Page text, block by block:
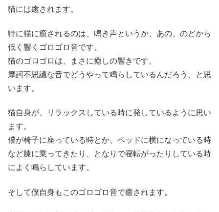
猫には癒されます。
特に猫に癒されるのは、鳴き声というか、あの、のどから
低く響くゴロゴロ音です。
猫のゴロゴロは、まさに癒しの響きです。
摩訶不思議な音でどうやって鳴らしているんだろう、と思
います。
猫自身が、リラックスしている時に発しているように思い
ます。
僕が椅子に座っている時とか、ベッドに横になっている時
など膝に乗ってきたり、となりで寝転がったりしている時
によく鳴らしています。
そして僕自身もこのゴロゴロ音で癒されます。